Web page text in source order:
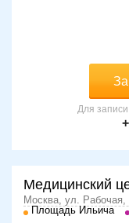
Для
Медицинский
Москва, ул. Рабочая,
Площадь Ильича